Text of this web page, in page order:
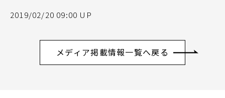
2019/02/20 09:00 UP
メディア掲載情報一覧へ戻る